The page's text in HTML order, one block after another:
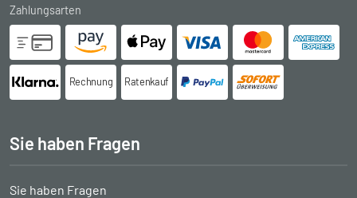
Zahlungsarten
Rechnung Ratenkauf
Sie haben Fragen
Sie haben Fragen